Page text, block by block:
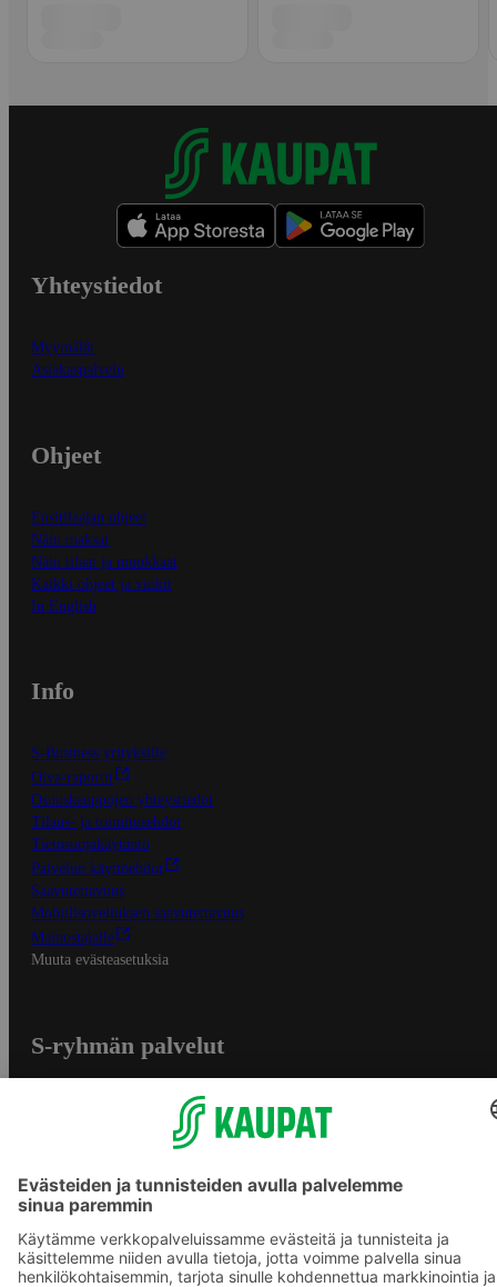
Yhteystiedot
Myymälät
Asiakaspalvelu
Ohjeet
Ensitilaajan ohjeet
Näin maksat
Näin tilaat ja muokkaat
Kaikki ohjeet ja vinkit
In English
Info
S-Business yrityksille
Oiva-raportit
Osuuskauppojen yhteystiedot
Tilaus- ja toimitusehdot
Tietosuojakäytäntö
Palvelun käyttöehdot
Saavutettavuus
Mobiilisovelluksen saavutettavuus
Mainostajalle
Muuta evästeasetuksia
S-ryhmän palvelut
S-ostoslista -sovellus
Prisma.fi
Sokos.fi
S-Pankki
Yhteishyvä